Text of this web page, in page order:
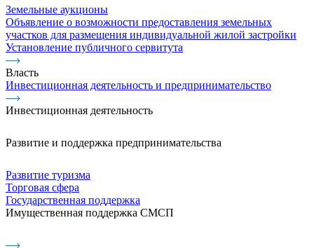
Земельные аукционы
Объявление о возможности предоставления земельных
участков для размещения индивидуальной жилой застройки
Установление публичного сервитута
Власть
Инвестиционная деятельность и предпринимательство
Инвестиционная деятельность
Развитие и поддержка предпринимательства
Развитие туризма
Торговая сфера
Государственная поддержка
Имущественная поддержка СМСП